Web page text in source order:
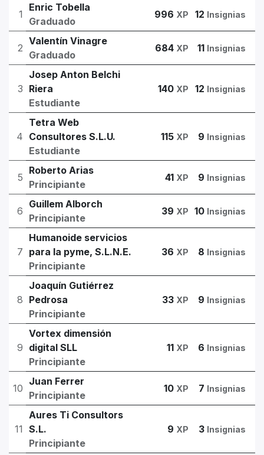
1
Enric Tobella
Graduado
996 XP 12 Insignias
2
Valentín Vinagre
Graduado
684 XP 11 Insignias
3
Josep Anton Belchi
Riera
Estudiante
140 XP 12 Insignias
4
Tetra Web
Consultores S.L.U.
Estudiante
115 XP 9 Insignias
5
Roberto Arias
Principiante
41 XP 9 Insignias
6
Guillem Alborch
Principiante
39 XP 10 Insignias
7
Humanoide servicios
para la pyme, S.L.N.E.
Principiante
36 XP 8 Insignias
8
Joaquín Gutiérrez
Pedrosa
Principiante
33 XP 9 Insignias
9
Vortex dimensión
digital SLL
Principiante
11 XP 6 Insignias
10
Juan Ferrer
Principiante
10 XP 7 Insignias
11
Aures Ti Consultors
S.L.
Principiante
9 XP 3 Insignias